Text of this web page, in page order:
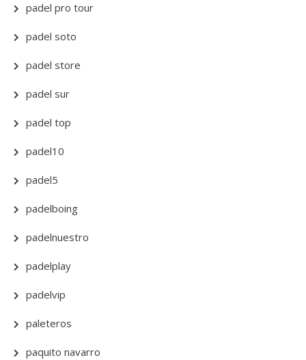
padel pro tour
padel soto
padel store
padel sur
padel top
padel10
padel5
padelboing
padelnuestro
padelplay
padelvip
paleteros
paquito navarro